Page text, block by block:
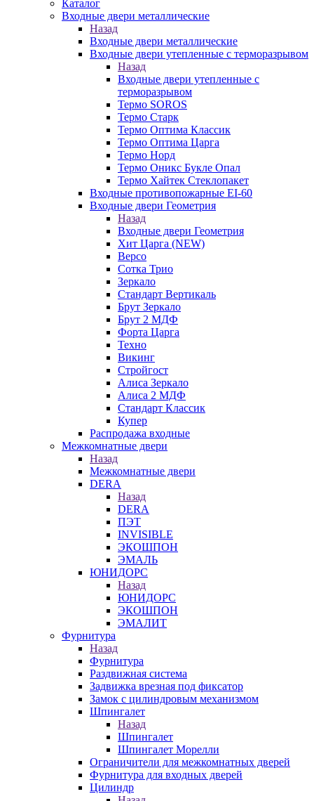
Каталог
Входные двери металлические
Назад
Входные двери металлические
Входные двери утепленные с терморазрывом
Назад
Входные двери утепленные с
терморазрывом
Термо SOROS
Термо Старк
Термо Оптима Классик
Термо Оптима Царга
Термо Норд
Термо Оникс Букле Опал
Термо Хайтек Стеклопакет
Входные противопожарные EI-60
Входные двери Геометрия
Назад
Входные двери Геометрия
Хит Царга (NEW)
Версо
Сотка Трио
Зеркало
Стандарт Вертикаль
Брут Зеркало
Брут 2 МДФ
Форта Царга
Техно
Викинг
Стройгост
Алиса Зеркало
Алиса 2 МДФ
Стандарт Классик
Купер
Распродажа входные
Межкомнатные двери
Назад
Межкомнатные двери
DERA
Назад
DERA
ПЭТ
INVISIBLE
ЭКОШПОН
ЭМАЛЬ
ЮНИДОРС
Назад
ЮНИДОРС
ЭКОШПОН
ЭМАЛИТ
Фурнитура
Назад
Фурнитура
Раздвижная система
Задвижка врезная под фиксатор
Замок с цилиндровым механизмом
Шпингалет
Назад
Шпингалет
Шпингалет Морелли
Ограничители для межкомнатных дверей
Фурнитура для входных дверей
Цилиндр